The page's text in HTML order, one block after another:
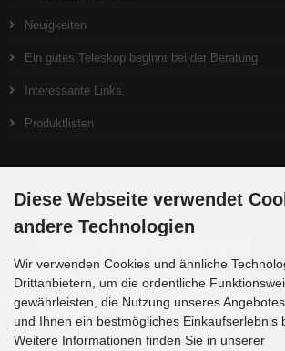
Neuigkeiten
Ein gutes Teleskop beginnt bei der Beratung
Interessante Links
Produktlisten
Zahlungsmethoden
Diese Webseite verwendet
andere Technologien
Wir verwenden Cookies und ähnliche
Drittanbietern, um die ordentliche
gewährleisten, die Nutzung unseres
und Ihnen ein bestmögliches Einkaufserlebnis
Weitere Informationen finden Sie in unserer